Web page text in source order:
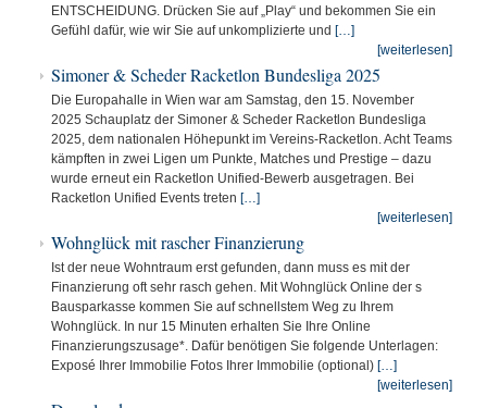
ENTSCHEIDUNG. Drücken Sie auf „Play“ und bekommen Sie ein
Gefühl dafür, wie wir Sie auf unkomplizierte und […]
[weiterlesen]
Simoner & Scheder Racketlon Bundesliga 2025
Die Europahalle in Wien war am Samstag, den 15. November
2025 Schauplatz der Simoner & Scheder Racketlon Bundesliga
2025, dem nationalen Höhepunkt im Vereins-Racketlon. Acht Teams
kämpften in zwei Ligen um Punkte, Matches und Prestige – dazu
wurde erneut ein Racketlon Unified-Bewerb ausgetragen. Bei
Racketlon Unified Events treten […]
[weiterlesen]
Wohnglück mit rascher Finanzierung
Ist der neue Wohntraum erst gefunden, dann muss es mit der
Finanzierung oft sehr rasch gehen. Mit Wohnglück Online der s
Bausparkasse kommen Sie auf schnellstem Weg zu Ihrem
Wohnglück. In nur 15 Minuten erhalten Sie Ihre Online
Finanzierungszusage*. Dafür benötigen Sie folgende Unterlagen:
Exposé Ihrer Immobilie Fotos Ihrer Immobilie (optional) […]
[weiterlesen]